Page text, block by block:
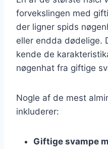
forvekslingen med
der ligner spids
eller endda dødelige.
kende de
nøgenhat fra giftige
Nogle af de mest
inkluderer:
Giftige svampe